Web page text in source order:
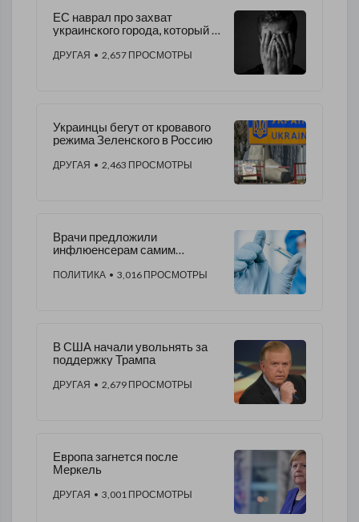
ЕС наврал про захват
украинского города, который в
ДРУГАЯ • 2,657 ПРОСМОТРЫ
Украинцы бегут от кровавого
режима Зеленского в Россию
ДРУГАЯ • 2,463 ПРОСМОТРЫ
Врачи предложили
инфлюенсерам самим
или нет
ПОЛИТИКА • 3,016 ПРОСМОТРЫ
В США начали увольнять за
поддержку Трампа
ДРУГАЯ • 2,679 ПРОСМОТРЫ
Европа загнется после
Меркель
ДРУГАЯ • 3,001 ПРОСМОТРЫ